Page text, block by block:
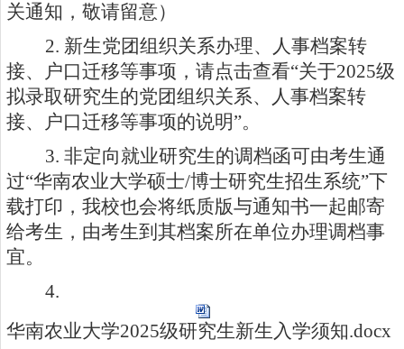
关通知，敬请留意）
2. 新生党团组织关系办理、人事档案转
接、户口迁移等事项，请点击查看“关于2025级
拟录取研究生的党团组织关系、人事档案转
接、户口迁移等事项的说明”。
3. 非定向就业研究生的调档函可由考生通
过“华南农业大学硕士/博士研究生招生系统”下
载打印，我校也会将纸质版与通知书一起邮寄
给考生，由考生到其档案所在单位办理调档事
宜。
4.
华南农业大学2025级研究生新生入学须知.docx